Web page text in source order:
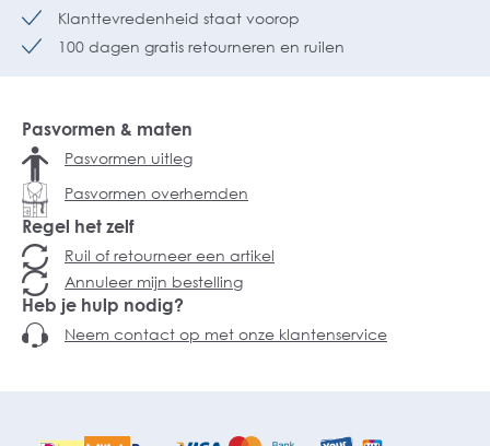
Klanttevredenheid staat voorop
100 dagen gratis retourneren en ruilen
Pasvormen & maten
Pasvormen uitleg
Pasvormen overhemden
Regel het zelf
Ruil of retourneer een artikel
Annuleer mijn bestelling
Heb je hulp nodig?
Neem contact op met onze klantenservice